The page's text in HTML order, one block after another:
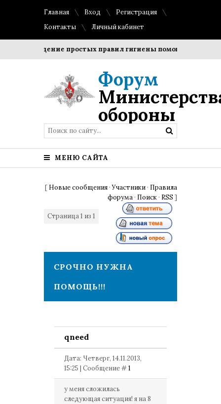
Главная Вход
Регистрация
Контакты
Личный кабинет
Соблюдение простых правил гигиены помогает
Форум
обороны
МЕНЮ САЙТА
[ Новые сообщения ·Участники · Правила
форума · Поиск · RSS ]
Страница1 из 1
СРОЧНО НУЖНА
ПОМОЩЬ!!!
qneed
Дата: Четверг, 14.11.2013,
15:25 | Сообщение #1
у меня сложилась
следующая ситуация! я на 8